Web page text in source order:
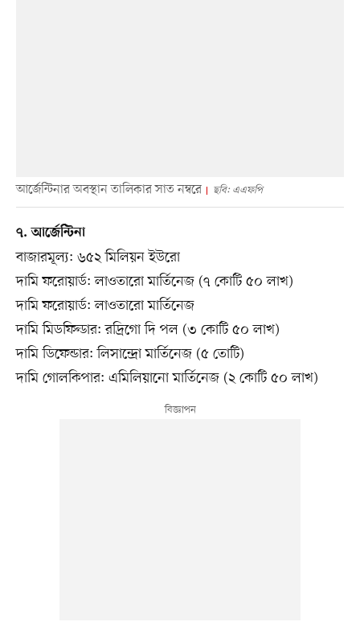
আর্জেন্টিনার অবস্থান তালিকার সাত নম্বরে ছবি: এএফপি
৭. আর্জেন্টিনা
বাজারমূল্য: ৬৫২ মিলিয়ন ইউরো
দামি ফরোয়ার্ড: লাওতারো মার্তিনেজ (৭ কোটি ৫০ লাখ)
দামি ফরোয়ার্ড: লাওতারো মার্তিনেজ
দামি মিডফিল্ডার: রদ্রিগো দি পল (৩ কোটি ৫০ লাখ)
দামি ডিফেন্ডার: লিসান্দ্রো মার্তিনেজ (৫ তোটি)
দামি গোলকিপার: এমিলিয়ানো মার্তিনেজ (২ কোটি ৫০ লাখ)